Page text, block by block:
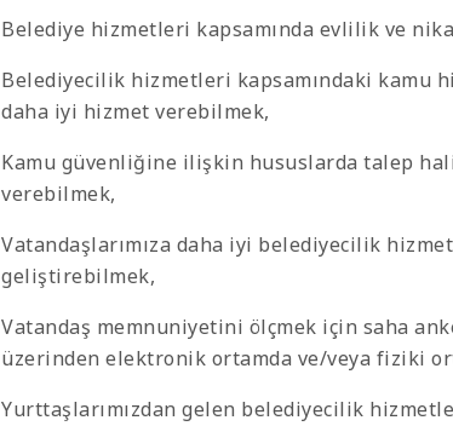
Belediye hizmetleri kapsamında evlilik ve
Belediyecilik hizmetleri kapsamındaki kamu
daha iyi hizmet verebilmek,
Kamu güvenliğine ilişkin hususlarda talep
verebilmek,
Vatandaşlarımıza daha iyi belediyecilik
geliştirebilmek,
Vatandaş memnuniyetini ölçmek için saha
üzerinden elektronik ortamda ve/veya fiziki
Yurttaşlarımızdan gelen belediyecilik